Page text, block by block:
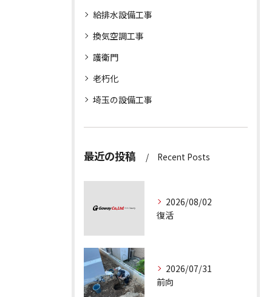
給排水設備工事
換気空調工事
護衛門
老朽化
埼玉の設備工事
最近の投稿 Recent Posts
2026/08/02
復活
2026/07/31
前向